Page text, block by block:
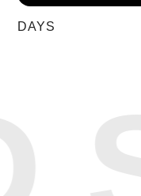
DAYS